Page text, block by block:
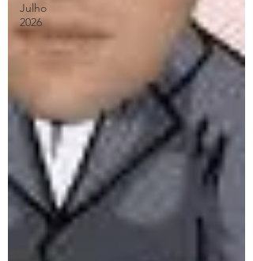
Julho
2026